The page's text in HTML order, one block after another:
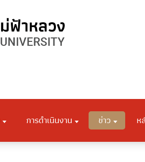
การดำเนินงาน ข่าว ห